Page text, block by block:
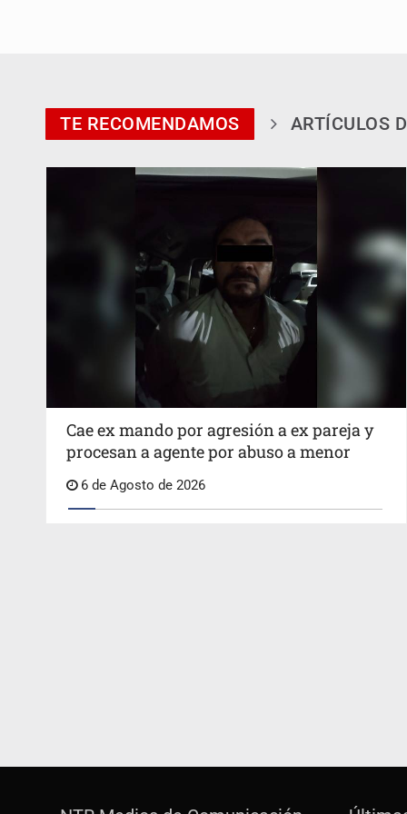
TE RECOMENDAMOS ARTÍCULOS
Cae ex mando por agresión a ex pareja y
procesan a agente por abuso a menor
6 de Agosto de 2026